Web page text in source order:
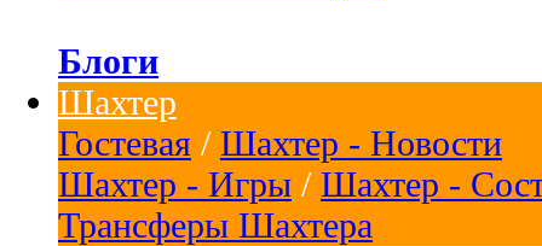
Блоги
Шахтер
Гостевая / Шахтер - Новости
Шахтер - Игры / Шахтер -
Трансферы Шахтера